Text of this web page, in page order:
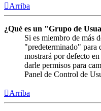
Arriba
¿Qué es un "Grupo de
Si es miembro de más
"predeterminado" para
mostrará por defecto
darle permisos para
Panel de Control de
Arriba